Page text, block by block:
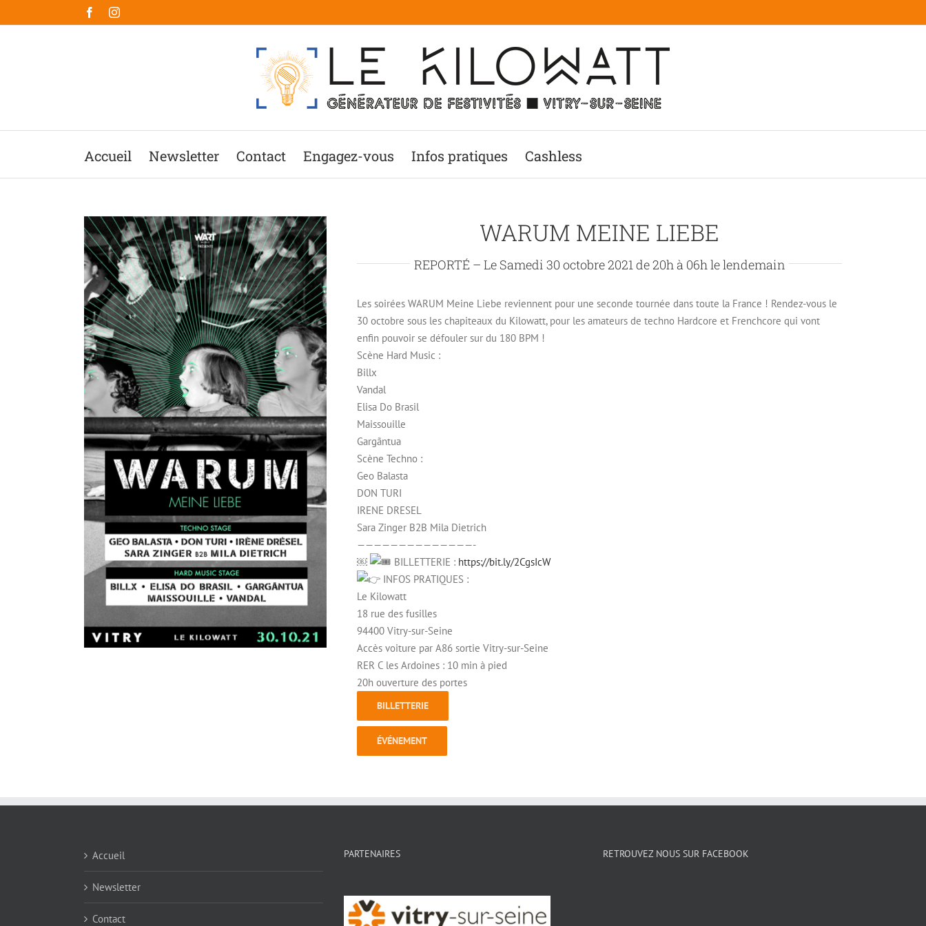
au
FacebookInstagram
Accueil Newsletter Contact Engagez-vous Infos pratiques Cashless
WARUM MEINE LIEBE
REPORTÉ – Le Samedi 30 octobre 2021 de 20h à 06h le lendemain
Les soirées WARUM Meine Liebe reviennent pour une seconde tournée dans toute la France ! Rendez-vous le
30 octobre sous les chapiteaux du Kilowatt, pour les amateurs de techno Hardcore et Frenchcore qui vont
enfin pouvoir se défouler sur du 180 BPM !
Scène Hard Music :
Billx
Vandal
Elisa Do Brasil
Maissouille
Gargãntua
Scène Techno :
Geo Balasta
DON TURI
IRENE DRESEL
Sara Zinger B2B Mila Dietrich
——————————————-
￼
BILLETTERIE : https://bit.ly/2CgsIcW
INFOS PRATIQUES :
Le Kilowatt
18 rue des fusilles
94400 Vitry-sur-Seine
Accès voiture par A86 sortie Vitry-sur-Seine
RER C les Ardoines : 10 min à pied
20h ouverture des portes
BILLETTERIE
ÉVÉNEMENT
Accueil
Newsletter
Contact
PARTENAIRES RETROUVEZ NOUS SUR FACEBOOK